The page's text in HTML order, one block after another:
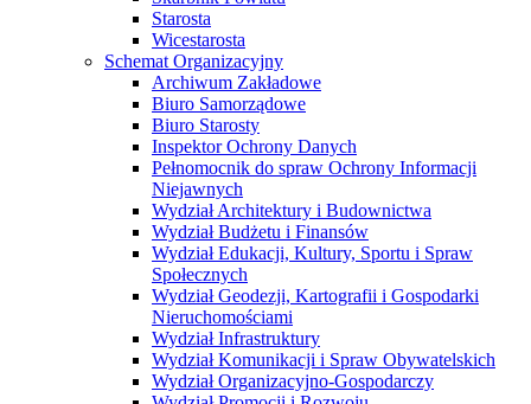
Starosta
Wicestarosta
Schemat Organizacyjny
Archiwum Zakładowe
Biuro Samorządowe
Biuro Starosty
Inspektor Ochrony Danych
Pełnomocnik do spraw Ochrony Informacji
Niejawnych
Wydział Architektury i Budownictwa
Wydział Budżetu i Finansów
Wydział Edukacji, Kultury, Sportu i Spraw
Społecznych
Wydział Geodezji, Kartografii i Gospodarki
Nieruchomościami
Wydział Infrastruktury
Wydział Komunikacji i Spraw Obywatelskich
Wydział Organizacyjno-Gospodarczy